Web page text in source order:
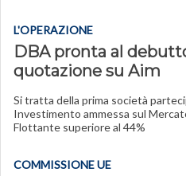
L'OPERAZIONE
DBA pronta al
quotazione su Aim
Si tratta della prima società
Investimento ammessa sul
Flottante superiore al 44%
COMMISSIONE UE